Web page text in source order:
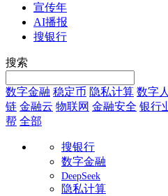
宣传年
AI播报
搜银行
搜索
数字金融 稳定币 隐私计算 数字
链 金融云 物联网 金融安全 银行
帮 全部
搜银行
数字金融
DeepSeek
隐私计算